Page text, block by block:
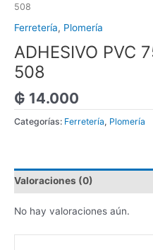
508
Ferretería, Plomería
ADHESIVO PVC
508
₲ 14.000
Categorías: Ferretería, Plomería
Valoraciones (0)
No hay valoraciones aún.